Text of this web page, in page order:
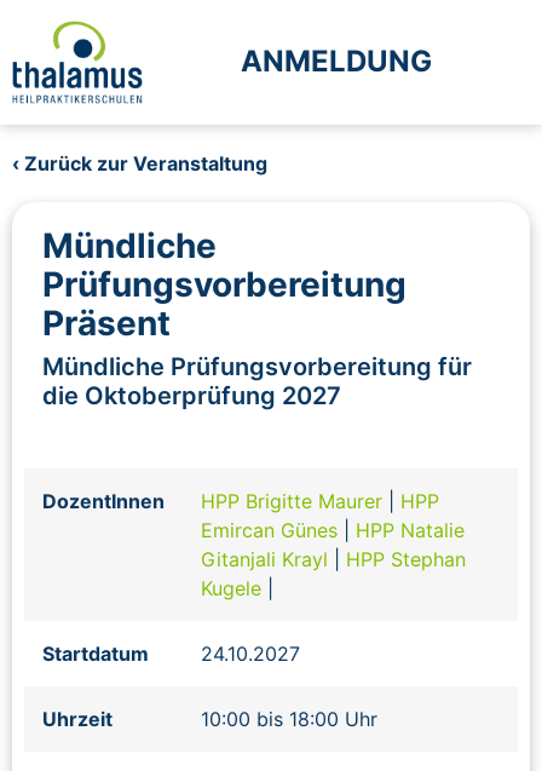
ANMELDUNG
‹ Zurück zur Veranstaltung
Mündliche
Prüfungsvorbereitung
Präsent
Mündliche Prüfungsvorbereitung für
die Oktoberprüfung 2027
DozentInnen HPP Brigitte Maurer
HPP
Emircan Günes
HPP Natalie
Gitanjali Krayl
HPP Stephan
Kugele
Startdatum 24.10.2027
Uhrzeit 10:00 bis 18:00 Uhr